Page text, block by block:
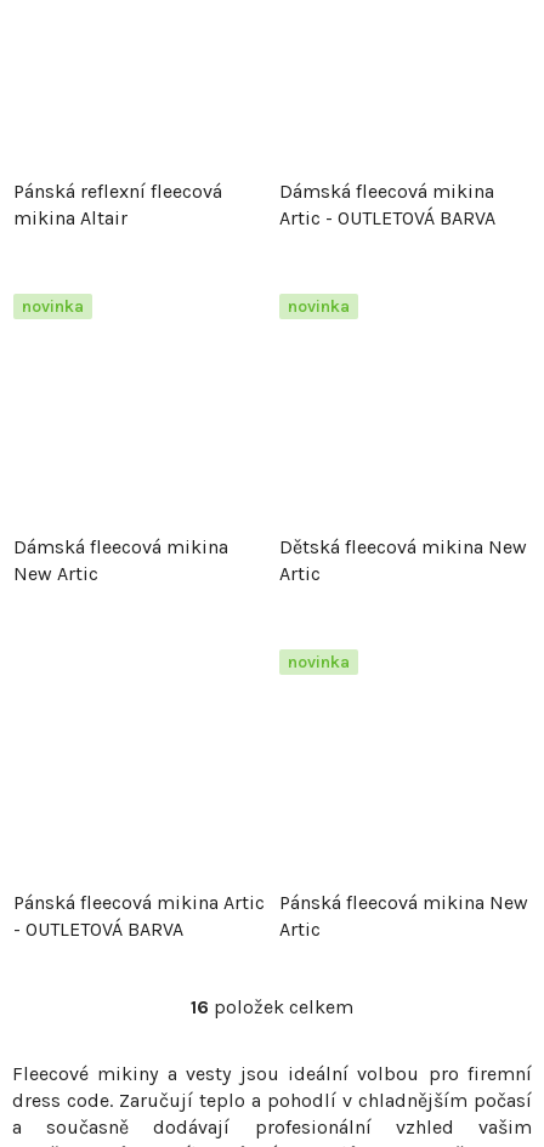
Pánská reflexní fleecová
mikina Altair
Dámská fleecová mikina
Artic - OUTLETOVÁ BARVA
novinka
Dámská fleecová mikina
New Artic
novinka
Dětská fleecová mikina New
Artic
Pánská fleecová mikina Artic
- OUTLETOVÁ BARVA
novinka
Pánská fleecová mikina New
Artic
O
l
á
d
16 položek celkem
Fleecové mikiny a vesty jsou ideální volbou pro firemní
dress code. Zaručují teplo a pohodlí v chladnějším počasí
a současně dodávají profesionální vzhled vašim